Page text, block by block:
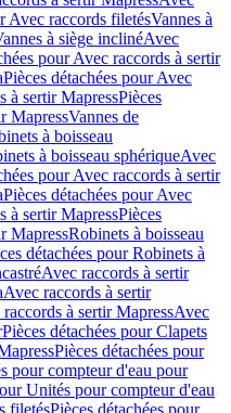
Avec raccords filetésVannes à
à siège inclinéAvec
pour Avec raccords à sertir
Pièces détachées pour Avec
à sertir MapressPièces
MapressVannes de
à boisseau
à boisseau sphériqueAvec
pour Avec raccords à sertir
Pièces détachées pour Avec
à sertir MapressPièces
MapressRobinets à boisseau
détachées pour Robinets à
Avec raccords à sertir
Avec raccords à sertir
à sertir MapressAvec
Pièces détachées pour Clapets
Pièces détachées pour
pour compteur d'eau pour
Unités pour compteur d'eau
filetésPièces détachées pour